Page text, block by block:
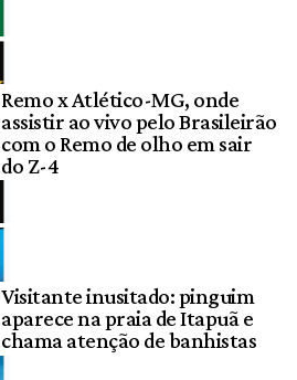
Remo x Atlético-MG, onde
assistir ao vivo pelo Brasileirão
com o Remo de olho em sair
do Z-4
Visitante inusitado: pinguim
aparece na praia de Itapuã e
chama atenção de banhistas